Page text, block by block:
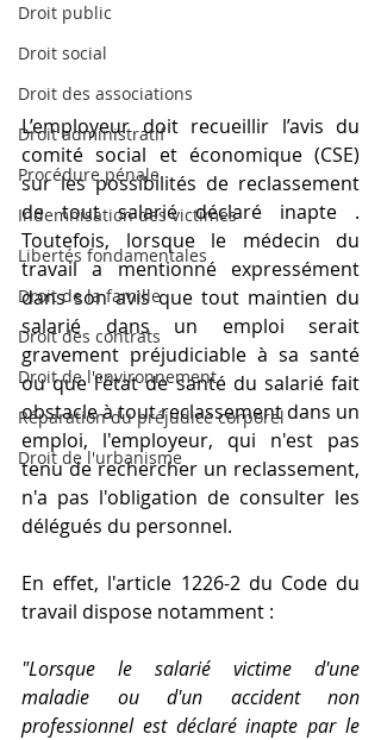
Droit public
Droit social
Droit des associations
Droit administratif
Procédure pénale
Indemnisation des victimes
Libertés fondamentales
Droit de la famille
Droit des contrats
Droit de l'environnement
Réparation du préjudice corporel
Droit de l'urbanisme
L’employeur doit recueillir l’avis du
comité social et économique (CSE)
sur les possibilités de reclassement
de tout salarié déclaré inapte .
Toutefois, lorsque le médecin du
travail a mentionné expressément
dans son avis que tout maintien du
salarié dans un emploi serait
gravement préjudiciable à sa santé
ou que l'état de santé du salarié fait
obstacle à tout reclassement dans un
emploi, l'employeur, qui n'est pas
tenu de rechercher un reclassement,
n'a pas l'obligation de consulter les
délégués du personnel.
En effet, l'article 1226-2 du Code du
travail dispose notamment :
"Lorsque le salarié victime d'une
maladie ou d'un accident non
professionnel est déclaré inapte par le